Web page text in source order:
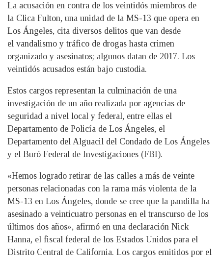
La acusación en contra de los veintidós miembros de
la Clica Fulton, una unidad de la MS-13 que opera en
Los Ángeles, cita diversos delitos que van desde
el vandalismo y tráfico de drogas hasta crimen
organizado y asesinatos; algunos datan de 2017. Los
veintidós acusados están bajo custodia.
Estos cargos representan la culminación de una
investigación de un año realizada por agencias de
seguridad a nivel local y federal, entre ellas el
Departamento de Policía de Los Ángeles, el
Departamento del Alguacil del Condado de Los Ángeles
y el Buró Federal de Investigaciones (FBI).
«Hemos logrado retirar de las calles a más de veinte
personas relacionadas con la rama más violenta de la
MS-13 en Los Ángeles, donde se cree que la pandilla ha
asesinado a veinticuatro personas en el transcurso de los
últimos dos años», afirmó en una declaración Nick
Hanna, el fiscal federal de los Estados Unidos para el
Distrito Central de California. Los cargos emitidos por el